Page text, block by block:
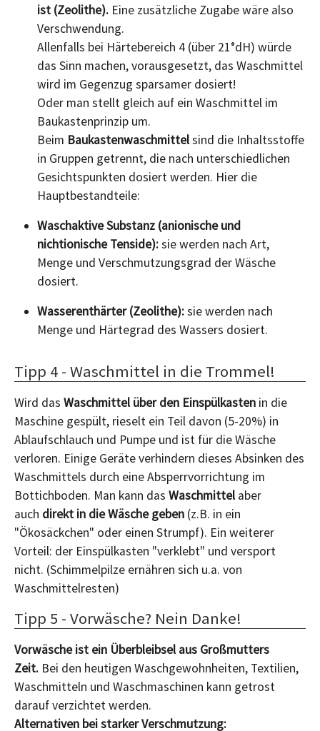
ist (Zeolithe). Eine zusätzliche Zugabe wäre also
Verschwendung.
Allenfalls bei Härtebereich 4 (über 21°dH) würde
das Sinn machen, vorausgesetzt, das Waschmittel
wird im Gegenzug sparsamer dosiert!
Oder man stellt gleich auf ein Waschmittel im
Baukastenprinzip um.
Beim Baukastenwaschmittelsind die Inhaltsstoffe
in Gruppen getrennt, die nach unterschiedlichen
Gesichtspunkten dosiert werden. Hier die
Hauptbestandteile:
Waschaktive Substanz (anionische und
nichtionische Tenside):sie werden nach Art,
Menge und Verschmutzungsgrad der Wäsche
dosiert.
Wasserenthärter (Zeolithe):sie werden nach
Menge und Härtegrad des Wassers dosiert.
Tipp 4 - Waschmittel in die Trommel!
Wird das Waschmittel über den Einspülkasten in die
Maschine gespült, rieselt ein Teil davon (5-20%) in
Ablaufschlauch und Pumpe und ist für die Wäsche
verloren. Einige Geräte verhindern dieses Absinken des
Waschmittels durch eine Absperrvorrichtung im
Bottichboden. Man kann das Waschmittel aber
auch direkt in die Wäsche geben (z.B. in ein
"Ökosäckchen" oder einen Strumpf). Ein weiterer
Vorteil: der Einspülkasten "verklebt" und versport
nicht. (Schimmelpilze ernähren sich u.a. von
Waschmittelresten)
Tipp 5 - Vorwäsche? Nein Danke!
Vorwäsche ist ein Überbleibsel aus Großmutters
Zeit. Bei den heutigen Waschgewohnheiten, Textilien,
Waschmitteln und Waschmaschinen kann getrost
darauf verzichtet werden.
Alternativen bei starker Verschmutzung: